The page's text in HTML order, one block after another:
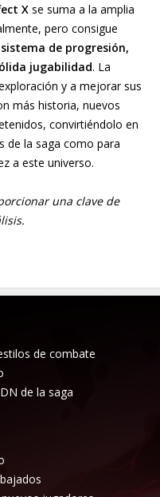
X se suma a la amplia
pero consigue
de progresión,
jugabilidad. La
y a mejorar sus
más historia, nuevos
convirtiéndolo en
de la saga como para
a este universo.
una clave de
de combate
de la saga